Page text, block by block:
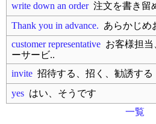
write down an order注文を書き留
Thank you in advance. あらかじめ
customer representative お客様担
ーサービ..
invite 招待する、招く、勧誘する
yes はい、そうです
一覧